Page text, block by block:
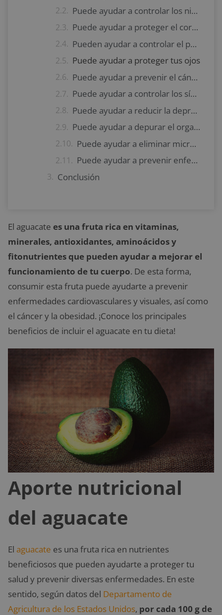
Puede ayudar a controlar los niveles de colesterol y triglicéridos
Puede ayudar a proteger el corazón
Pueden ayudar a controlar el peso y prevenir el estreñimiento
Puede ayudar a proteger tus ojos
Puede ayudar a prevenir el cáncer
Puede ayudar a controlar los síntomas de la artritis
Puede ayudar a reducir la depresión
Puede ayudar a depurar el organismo
Puede ayudar a eliminar microorganismos perjudiciales en el organismo
Puede ayudar a prevenir enfermedades crónicas
Conclusión
El aguacate es una fruta rica en vitaminas,
minerales, antioxidantes, aminoácidos y
fitonutrientes que pueden ayudar a mejorar el
funcionamiento de tu cuerpo. De esta forma,
consumir esta fruta puede ayudarte a prevenir
enfermedades cardiovasculares y visuales, así como
el cáncer y la obesidad. ¡Conoce los principales
beneficios de incluir el aguacate en tu dieta!
Aporte nutricional
del aguacate
El aguacate es una fruta rica en nutrientes
beneficiosos que pueden ayudarte a proteger tu
salud y prevenir diversas enfermedades. En este
sentido, según datos del Departamento de
Agricultura de los Estados Unidos, por cada 100 g de